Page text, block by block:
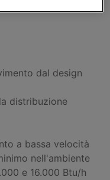
dal design
distribuzione
a bassa velocità
nell'ambiente
e 16.000 Btu/h